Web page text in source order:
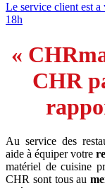
Le service client est
18h
«
CHR
Au service des
aide à équiper votre
matériel de cuisine
CHR sont tous au